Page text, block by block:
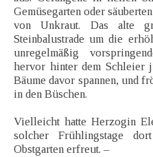
Gemüsegarten oder
von Unkraut. Das alte
Steinbalustrade um die
unregelmäßig
hervor hinter dem Schleier
Bäume davor spannen, und
in den Büschen.
Vielleicht hatte Herzogin
solcher Frühlingstage
Obstgarten erfreut. –